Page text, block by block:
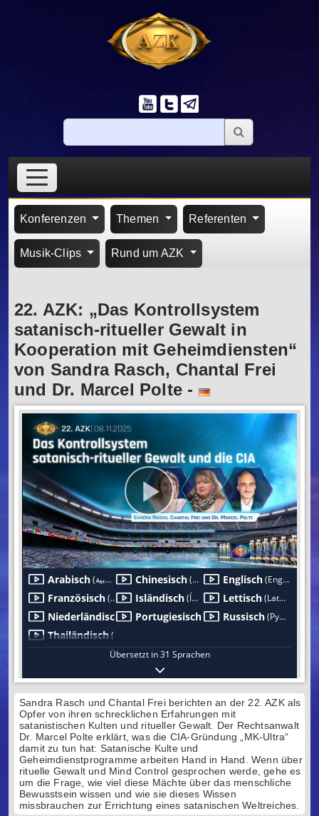
Konferenzen Themen Referenten
Musik-Clips Rund um AZK
22. AZK: „Das Kontrollsystem
satanisch-ritueller Gewalt in
Kooperation mit Geheimdiensten“
von Sandra Rasch, Chantal Frei
und Dr. Marcel Polte -
Sandra Rasch und Chantal Frei berichten an der 22. AZK als
Opfer von ihren schrecklichen Erfahrungen mit
satanistischen Kulten und ritueller Gewalt. Der Rechtsanwalt
Dr. Marcel Polte erklärt, was die CIA-Gründung „MK-Ultra“
damit zu tun hat: Satanische Kulte und
Geheimdienstprogramme arbeiten Hand in Hand. Wenn über
rituelle Gewalt und Mind Control gesprochen werde, gehe es
um die Frage, wie viel diese Mächte über das menschliche
Bewusstsein wissen und wie sie dieses Wissen
missbrauchen zur Errichtung eines satanischen Weltreiches.